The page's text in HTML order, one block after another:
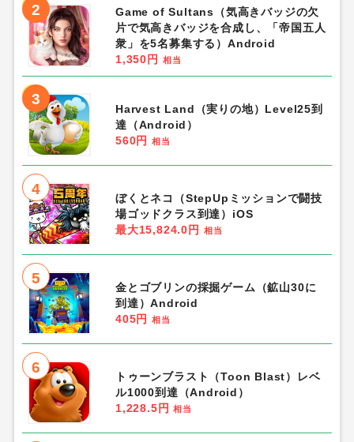
2
Game of Sultans（気高きバッジの欠
片で気高きバッジを合成し、「帝国五人
衆」を5名募集する）Android
1,350円
相当
3
Harvest Land（実りの地）Level25到
達（Android）
560円
相当
4
ぼくとネコ（StepUpミッションで闘技
場ゴッドクラス到達）iOS
最大15,824.0円
相当
5
金とゴブリンの採掘ゲーム（鉱山30に
到達）Android
405円
相当
6
トゥーンブラスト（Toon Blast）レベ
ル1000到達（Android）
1,228.5円
相当